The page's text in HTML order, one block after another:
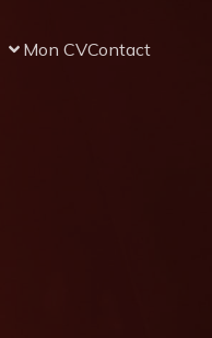
Mon CVContact